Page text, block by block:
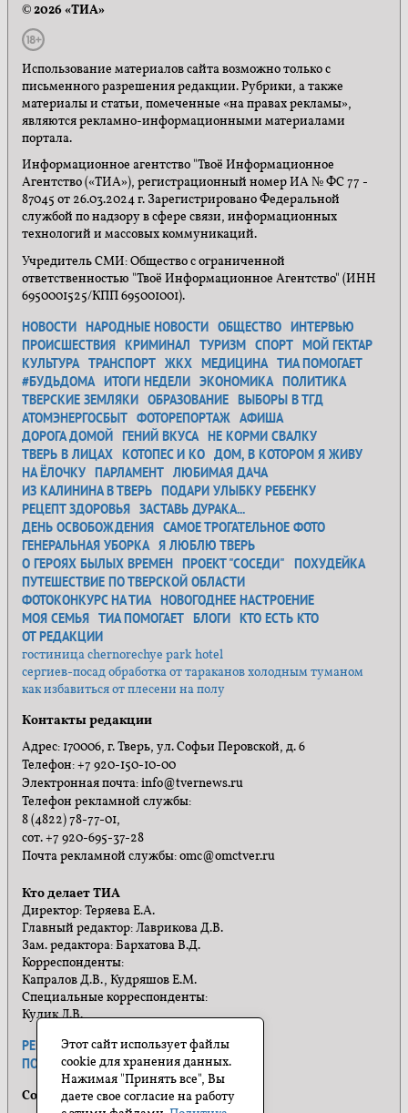
© 2026 «ТИА»
Использование материалов сайта возможно только с
письменного разрешения редакции. Рубрики, а также
материалы и статьи, помеченные «на правах рекламы»,
являются рекламно-информационными материалами
портала.
Информационное агентство "Твоё Информационное
Агентство («ТИА»), регистрационный номер ИА № ФС 77 -
87045 от 26.03.2024 г. Зарегистрировано Федеральной
службой по надзору в сфере связи, информационных
технологий и массовых коммуникаций.
Учредитель СМИ: Общество с ограниченной
ответственностью "Твоё Информационное Агентство" (ИНН
6950001525/КПП 695001001).
НОВОСТИ НАРОДНЫЕ НОВОСТИ ОБЩЕСТВО ИНТЕРВЬЮ
ПРОИСШЕСТВИЯ КРИМИНАЛ ТУРИЗМ СПОРТ МОЙ ГЕКТАР
КУЛЬТУРА ТРАНСПОРТ ЖКХ МЕДИЦИНА ТИА ПОМОГАЕТ
#БУДЬДОМА ИТОГИ НЕДЕЛИ ЭКОНОМИКА ПОЛИТИКА
ТВЕРСКИЕ ЗЕМЛЯКИ ОБРАЗОВАНИЕ ВЫБОРЫ В ТГД
АТОМЭНЕРГОСБЫТ ФОТОРЕПОРТАЖ АФИША
ДОРОГА ДОМОЙ ГЕНИЙ ВКУСА НЕ КОРМИ СВАЛКУ
ТВЕРЬ В ЛИЦАХ КОТОПЕС И КО ДОМ, В КОТОРОМ Я ЖИВУ
НА ЁЛОЧКУ ПАРЛАМЕНТ ЛЮБИМАЯ ДАЧА
ИЗ КАЛИНИНА В ТВЕРЬ ПОДАРИ УЛЫБКУ РЕБЕНКУ
РЕЦЕПТ ЗДОРОВЬЯ ЗАСТАВЬ ДУРАКА...
ДЕНЬ ОСВОБОЖДЕНИЯ САМОЕ ТРОГАТЕЛЬНОЕ ФОТО
ГЕНЕРАЛЬНАЯ УБОРКА Я ЛЮБЛЮ ТВЕРЬ
О ГЕРОЯХ БЫЛЫХ ВРЕМЕН ПРОЕКТ "СОСЕДИ"
ПОХУДЕЙКА
ПУТЕШЕСТВИЕ ПО ТВЕРСКОЙ ОБЛАСТИ
ФОТОКОНКУРС НА ТИА НОВОГОДНЕЕ НАСТРОЕНИЕ
МОЯ СЕМЬЯ ТИА ПОМОГАЕТ БЛОГИ КТО ЕСТЬ КТО
ОТ РЕДАКЦИИ
гостиница chernorechye park hotel
сергиев-посад обработка от тараканов холодным туманом
как избавиться от плесени на полу
Контакты редакции
Адрес: 170006, г. Тверь, ул. Софьи Перовской, д. 6
Телефон: +7 920-150-10-00
Электронная почта: info@tvernews.ru
Телефон рекламной службы:
8 (4822) 78-77-01,
сот. +7 920-695-37-28
Почта рекламной службы: omc@omctver.ru
Кто делает ТИА
Директор: Теряева Е.А.
Главный редактор: Лаврикова Д.В.
Зам. редактора: Бархатова В.Д.
Корреспонденты:
Капралов Д.В., Кудряшов Е.М.
Специальные корреспонденты:
Кулик Л.В.
РЕКЛАМА ПРАВИЛА САЙТА
ПОЛИТИКА КОНФИДЕНЦИАЛЬНОСТИ
Социальные сети
Этот сайт использует файлы
cookie для хранения данных.
Нажимая "Принять все", Вы
даете свое согласие на работу